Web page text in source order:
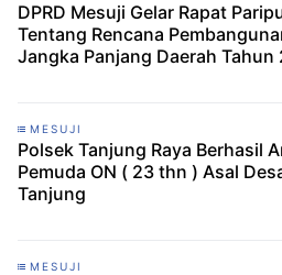
DPRD Mesuji Gelar Rapat
Tentang Rencana
Jangka Panjang Daerah Tahun
MESUJI
Polsek Tanjung Raya Berhasil
Pemuda ON ( 23 thn ) Asal
Tanjung
MESUJI